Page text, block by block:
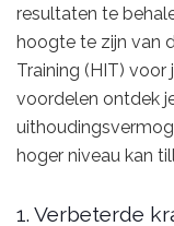
resultaten te
hoogte te zijn van
Training (HIT) voor
voordelen ontdek
hoger niveau kan
1. Verbeterde